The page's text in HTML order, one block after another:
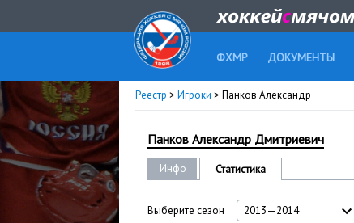
ФХМР ДОКУМЕНТЫ
Реестр > Игроки > Панков Александр
Панков Александр Дмитриевич
Инфо Статистика
Выберите сезон 2013—2014